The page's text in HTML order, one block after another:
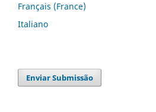
Français (France)
Italiano
Enviar Submissão